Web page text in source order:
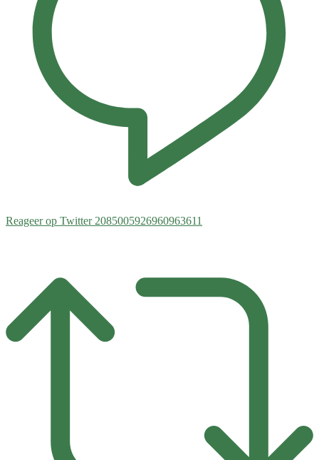
Reageer op Twitter 2085005926960963611